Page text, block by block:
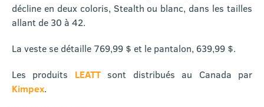
décline en deux coloris, Stealth ou blanc, dans les tailles
allant de 30 à 42.
La veste se détaille 769,99 $ et le pantalon, 639,99 $.
Les produits LEATTsont distribués au Canada par
Kimpex.